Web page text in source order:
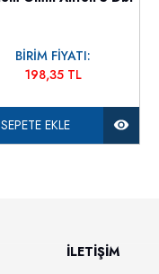
BİRİM FİYATI:
198,35 TL
SEPETE EKLE
İLETİŞİM